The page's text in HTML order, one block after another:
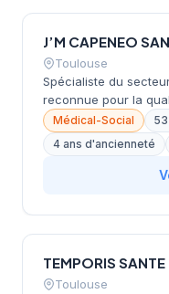
J’M CAPENEO
Toulouse
Spécialiste du
reconnue pour la
sa connaissance
Médical-Social
4 ans d'ancienneté
TEMPORIS SANTE
Toulouse